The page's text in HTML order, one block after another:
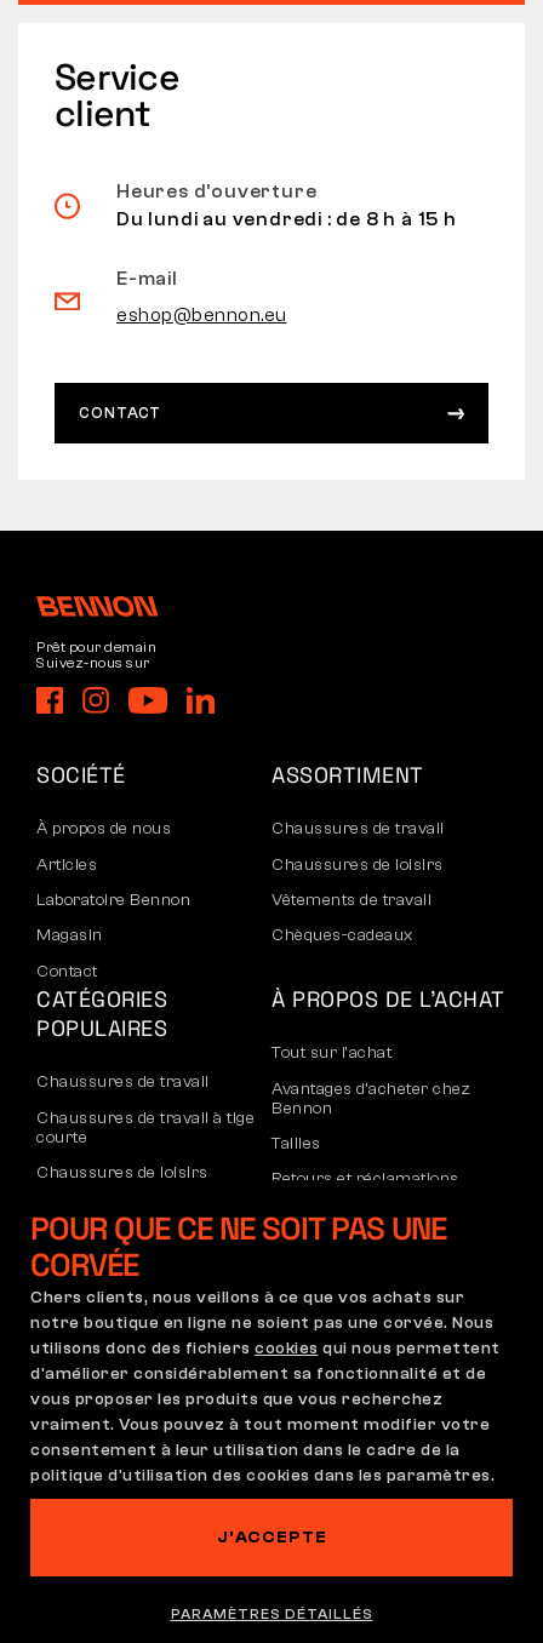
Service
client
Heures d’ouverture
Du lundi au vendredi : de 8 h à 15 h
E-mail
eshop@bennon.eu
CONTACT
Prêt pour demain
Suivez-nous sur
SOCIÉTÉ
À propos de nous
Articles
Laboratoire Bennon
Magasin
Contact
ASSORTIMENT
Chaussures de travail
Chaussures de loisirs
Vêtements de travail
Chèques-cadeaux
CATÉGORIES
POPULAIRES
Chaussures de travail
Chaussures de travail à tige
courte
Chaussures de loisirs
cheville
Pantalons
Sweatshirts
À PROPOS DE L’ACHAT
Tout sur l’achat
Avantages d’acheter chez
Bennon
Tailles
Retours et réclamations
Transport et paiement
Réclamations et garantie
Conditions Générales
Règlement de Réclamation
Paramètres des cookies
GDPR
France | Français
POUR QUE CE NE SOIT PAS UNE
CORVÉE
Chers clients, nous veillons à ce que vos achats sur
notre boutique en ligne ne soient pas une corvée. Nous
utilisons donc des fichiers cookies qui nous permettent
d'améliorer considérablement sa fonctionnalité et de
vous proposer les produits que vous recherchez
vraiment. Vous pouvez à tout moment modifier votre
consentement à leur utilisation dans le cadre de la
politique d'utilisation des cookies dans les paramètres.
J'ACCEPTE
PARAMÈTRES DÉTAILLÉS